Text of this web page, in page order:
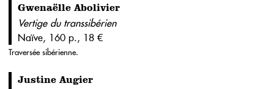
Gwenaëlle Abolivier
Vertige du transsibérien
Naïve, 160 p., 18 €
Traversée sibérienne.
Justine Augier